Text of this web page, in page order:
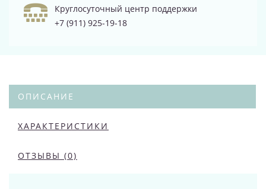
Круглосуточный центр поддержки
+7 (911) 925-19-18
ОПИСАНИЕ
ХАРАКТЕРИСТИКИ
ОТЗЫВЫ (0)